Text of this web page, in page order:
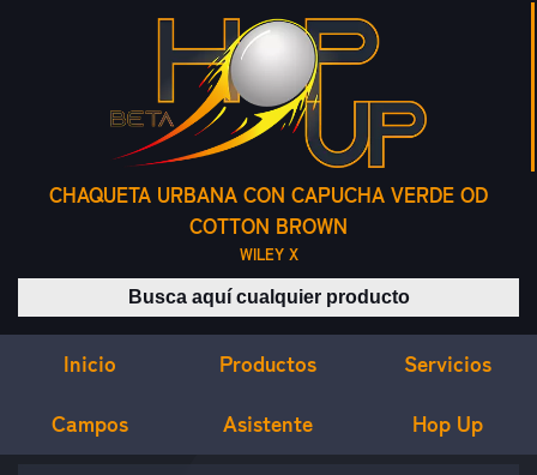
CHAQUETA URBANA CON CAPUCHA VERDE OD
COTTON BROWN
WILEY X
Buscar productos
Inicio Productos Servicios
Campos Asistente Hop Up